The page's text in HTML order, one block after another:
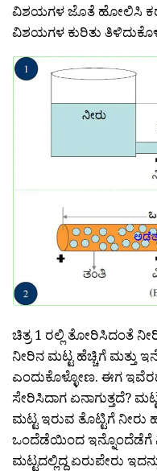
ವಿಶಯಗಳ ಜೊತೆ ಹೋಲಿಸಿ
ವಿಶಯಗಳ ಕುರಿತು
ಚಿತ್ರ 1 ರಲ್ಲಿ ತೋರಿಸಿದಂತೆ
ನೀರಿನ ಮಟ್ಟ ಹೆಚ್ಚಿಗೆ ಮತ್ತು
ಎಂದುಕೊಳ್ಳೋಣ. ಈಗ
ಸೇರಿಸಿದಾಗ ಏನಾಗುತ್ತದೆ?
ಮಟ್ಟ ಇರುವ ತೊಟ್ಟಿಗೆ
ಒಂದೆಡೆಯಿಂದ ಇನ್ನೊಂದೆಡೆಗೆ
ಮಟ್ಟದಲ್ಲಿದ್ದ ಏರುಪೇರು